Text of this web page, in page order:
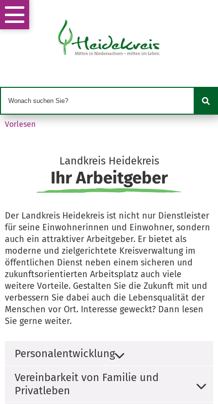
Vorlesen
Landkreis Heidekreis
Ihr Arbeitgeber
Der Landkreis Heidekreis ist nicht nur Dienstleister
für seine Einwohnerinnen und Einwohner, sondern
auch ein attraktiver Arbeitgeber. Er bietet als
moderne und zielgerichtete Kreisverwaltung im
öffentlichen Dienst neben einem sicheren und
zukunftsorientierten Arbeitsplatz auch viele
weitere Vorteile. Gestalten Sie die Zukunft mit und
verbessern Sie dabei auch die Lebensqualität der
Menschen vor Ort. Interesse geweckt? Dann lesen
Sie gerne weiter.
Personalentwicklung
Vereinbarkeit von Familie und
Privatleben